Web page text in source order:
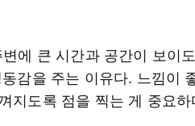
에 큰 시간과 공간이 보이
감을 주는 이유다. 느낌이
지도록 점을 찍는 게 중요하